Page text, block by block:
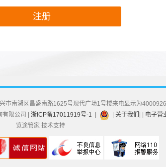
市南湖区昌盛南路1625号现代广场1号楼来电显示为
限公司 | 浙ICP备17011919号-1 关于我们
电子营
览途管家 技术支持